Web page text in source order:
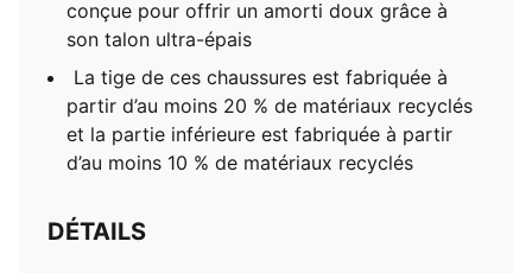
conçue pour offrir un amorti doux grâce à
son talon ultra-épais
La tige de ces chaussures est fabriquée à
partir d’au moins 20 % de matériaux recyclés
et la partie inférieure est fabriquée à partir
d’au moins 10 % de matériaux recyclés
DÉTAILS